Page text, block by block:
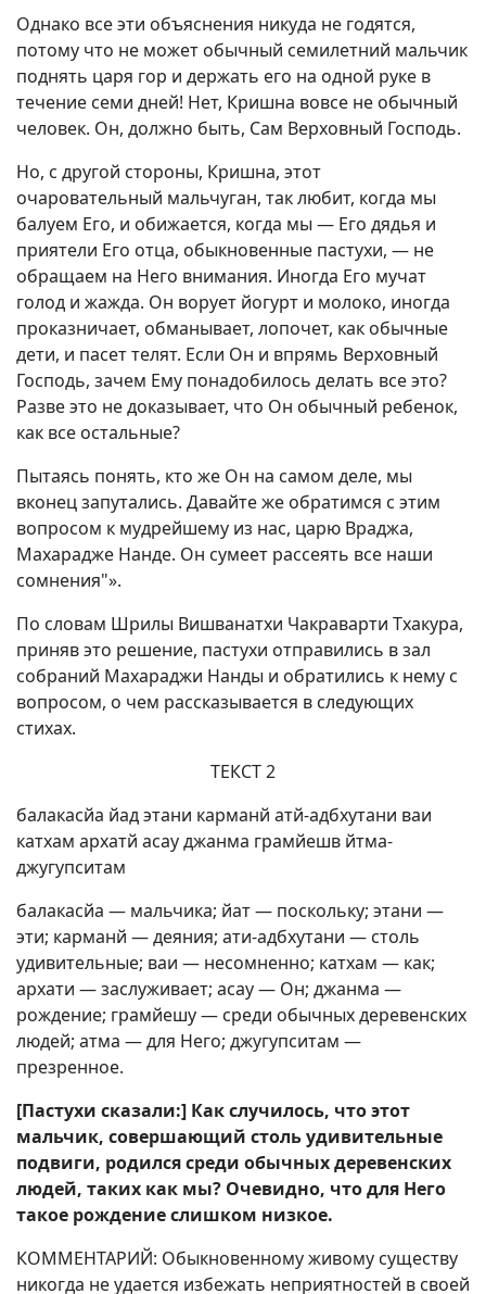
Однако все эти объяснения никуда не годятся,
потому что не может обычный семилетний мальчик
поднять царя гор и держать его на одной руке в
течение семи дней! Нет, Кришна вовсе не обычный
человек. Он, должно быть, Сам Верховный Господь.
Но, с другой стороны, Кришна, этот
очаровательный мальчуган, так любит, когда мы
балуем Его, и обижается, когда мы — Его дядья и
приятели Его отца, обыкновенные пастухи, — не
обращаем на Него внимания. Иногда Его мучат
голод и жажда. Он ворует йогурт и молоко, иногда
проказничает, обманывает, лопочет, как обычные
дети, и пасет телят. Если Он и впрямь Верховный
Господь, зачем Ему понадобилось делать все это?
Разве это не доказывает, что Он обычный ребенок,
как все остальные?
Пытаясь понять, кто же Он на самом деле, мы
вконец запутались. Давайте же обратимся с этим
вопросом к мудрейшему из нас, царю Враджа,
Махарадже Нанде. Он сумеет рассеять все наши
сомнения"».
По словам Шрилы Вишванатхи Чакраварти Тхакура,
приняв это решение, пастухи отправились в зал
собраний Махараджи Нанды и обратились к нему с
вопросом, о чем рассказывается в следующих
стихах.
ТЕКСТ 2
балакасйа йад этани карманй атй-адбхутани ваи
катхам архатй асау джанма грамйешв йтма-
джугупситам
балакасйа — мальчика; йат — поскольку; этани —
эти; карманй — деяния; ати-адбхутани — столь
удивительные; ваи — несомненно; катхам — как;
архати — заслуживает; асау — Он; джанма —
рождение; грамйешу — среди обычных деревенских
людей; атма — для Него; джугупситам —
презренное.
[Пастухи сказали:] Как случилось, что этот
мальчик, совершающий столь удивительные
подвиги, родился среди обычных деревенских
людей, таких как мы? Очевидно, что для Него
такое рождение слишком низкое.
КОММЕНТАРИЙ: Обыкновенному живому существу
никогда не удается избежать неприятностей в своей